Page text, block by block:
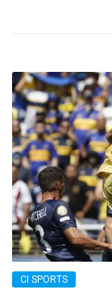
CI SPORTS